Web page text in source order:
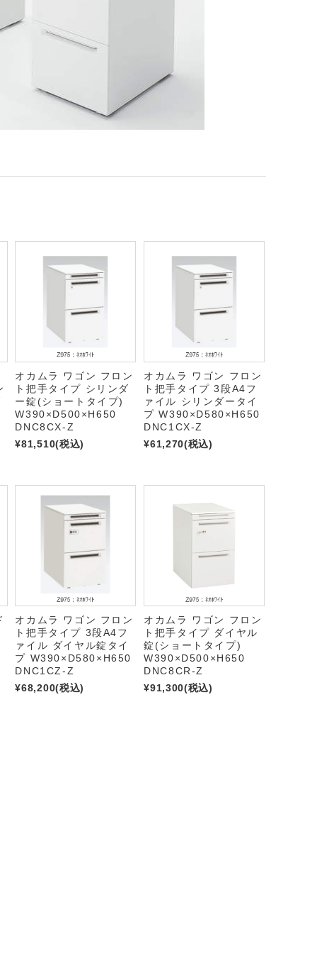
オカムラ ワゴン フロン
ト把手タイプ シリンダ
ー錠(ショートタイプ)
W390×D500×H650
DNC8CX-Z
¥81,510(税込)
オカムラ ワゴン フロン
ト把手タイプ 3段A4フ
ァイル シリンダータイ
プ W390×D580×H650
DNC1CX-Z
¥61,270(税込)
オカムラ ワゴン フロン
ト把手タイプ 3段A4フ
ァイル ダイヤル錠タイ
プ W390×D580×H650
DNC1CZ-Z
¥68,200(税込)
オカムラ ワゴン フロン
ト把手タイプ ダイヤル
錠(ショートタイプ)
W390×D500×H650
DNC8CR-Z
¥91,300(税込)